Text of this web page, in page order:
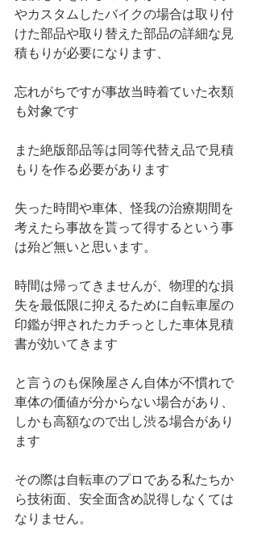
やカスタムしたバイクの場合は取り付
けた部品や取り替えた部品の詳細な見
積もりが必要になります、
忘れがちですが事故当時着ていた衣類
も対象です
また絶版部品等は同等代替え品で見積
もりを作る必要があります
失った時間や車体、怪我の治療期間を
考えたら事故を貰って得するという事
は殆ど無いと思います。
時間は帰ってきませんが、物理的な損
失を最低限に抑えるために自転車屋の
印鑑が押されたカチっとした車体見積
書が効いてきます
と言うのも保険屋さん自体が不慣れで
車体の価値が分からない場合があり、
しかも高額なので出し渋る場合があり
ます
その際は自転車のプロである私たちか
ら技術面、安全面含め説得しなくては
なりません。